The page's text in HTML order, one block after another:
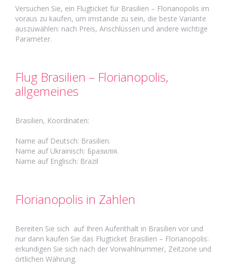
Versuchen Sie, ein Flugticket für Brasilien – Florianopolis im
voraus zu kaufen, um imstande zu sein, die beste Variante
auszuwählen: nach Preis, Anschlüssen und andere wichtige
Parameter.
Flug Brasilien – Florianopolis,
allgemeines
Brasilien, Koordinaten:
Name auf Deutsch: Brasilien.
Name auf Ukrainisch: Бразилія.
Name auf Englisch: Brazil
Florianopolis in Zahlen
Bereiten Sie sich auf Ihren Aufenthalt in Brasilien vor und
nur dann kaufen Sie das Flugticket Brasilien – Florianopolis:
erkundigen Sie sich nach der Vorwahlnummer, Zeitzone und
örtlichen Währung.